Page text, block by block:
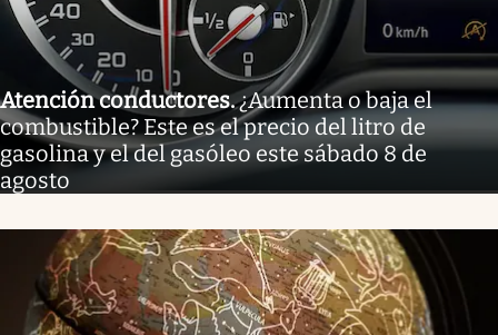
Atención conductores.¿Aumenta o baja el
combustible? Este es el precio del litro de
gasolina y el del gasóleo este sábado 8 de
agosto